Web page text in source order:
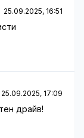
25.09.2025, 16:51
25.09.2025, 17:09
драйв!